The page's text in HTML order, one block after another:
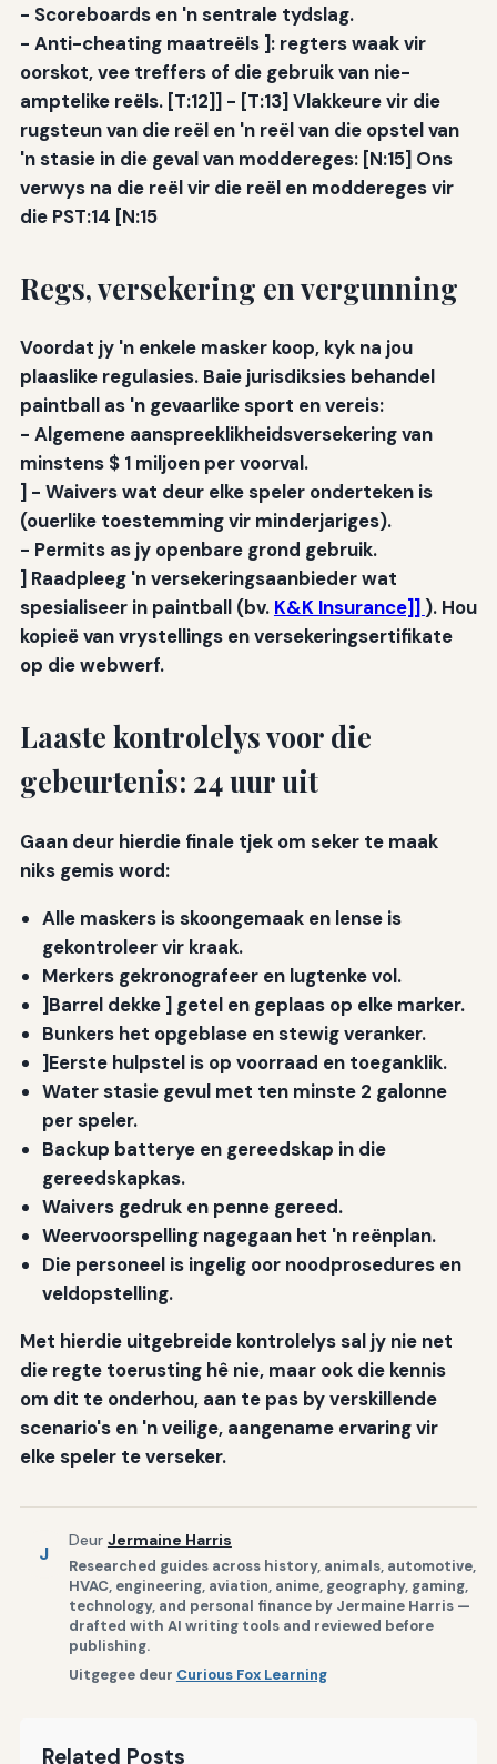
- Scoreboards en 'n sentrale tydslag.
- Anti-cheating maatreëls ]: regters waak vir
oorskot, vee treffers of die gebruik van nie-
amptelike reëls. [T:12]] - [T:13] Vlakkeure vir die
rugsteun van die reël en 'n reël van die opstel van
'n stasie in die geval van moddereges: [N:15] Ons
verwys na die reël vir die reël en moddereges vir
die PST:14 [N:15
Regs, versekering en vergunning
Voordat jy 'n enkele masker koop, kyk na jou
plaaslike regulasies. Baie jurisdiksies behandel
paintball as 'n gevaarlike sport en vereis:
- Algemene aanspreeklikheidsversekeringvan
minstens $ 1 miljoen per voorval.
] - Waiverswat deur elke speler onderteken is
(ouerlike toestemming vir minderjariges).
- Permits as jy openbare grond gebruik.
] Raadpleeg 'n versekeringsaanbieder wat
spesialiseer in paintball (bv. K&K Insurance]] ). Hou
kopieë van vrystellings en versekeringsertifikate
op die webwerf.
Laaste kontrolelys voor die
gebeurtenis: 24 uur uit
Gaan deur hierdie finale tjek om seker te maak
niks gemis word:
Alle maskers is skoongemaak en lense is
gekontroleer vir kraak.
Merkers gekronografeer en lugtenke vol.
]Barrel dekke ] getel en geplaas op elke marker.
Bunkers het opgeblase en stewig veranker.
]Eerste hulpstelis op voorraad en toeganklik.
Water stasiegevul met ten minste 2 galonne
per speler.
Backup batterye en gereedskap in die
gereedskapkas.
Waivers gedruk en penne gereed.
Weervoorspelling nagegaan het 'n reënplan.
Die personeel is ingelig oor noodprosedures en
veldopstelling.
Met hierdie uitgebreide kontrolelys sal jy nie net
die regte toerusting hê nie, maar ook die kennis
om dit te onderhou, aan te pas by verskillende
scenario's en 'n veilige, aangename ervaring vir
elke speler te verseker.
J
Deur Jermaine Harris
Researched guides across history, animals, automotive,
HVAC, engineering, aviation, anime, geography, gaming,
technology, and personal finance by Jermaine Harris —
drafted with AI writing tools and reviewed before
publishing.
Uitgegee deur Curious Fox Learning
Related Posts